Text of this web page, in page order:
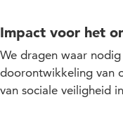
Impact voor het
We dragen waar
doorontwikkeling van
van sociale veiligheid